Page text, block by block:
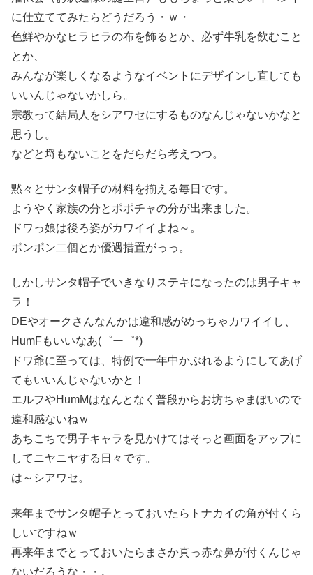
に仕立ててみたらどうだろう・ｗ・
色鮮やかなヒラヒラの布を飾るとか、必ず牛乳を飲むこと
とか、
みんなが楽しくなるようなイベントにデザインし直しても
いいんじゃないかしら。
宗教って結局人をシアワセにするものなんじゃないかなと
思うし。
などと埒もないことをだらだら考えつつ。
黙々とサンタ帽子の材料を揃える毎日です。
ようやく家族の分とポポチャの分が出来ました。
ドワっ娘は後ろ姿がカワイイよね～。
ポンポン二個とか優遇措置がっっ。
しかしサンタ帽子でいきなりステキになったのは男子キャ
ラ！
DEやオークさんなんかは違和感がめっちゃカワイイし、
HumFもいいなあ(゜ー゜*)
ドワ爺に至っては、特例で一年中かぶれるようにしてあげ
てもいいんじゃないかと！
エルフやHumMはなんとなく普段からお坊ちゃまぽいので
違和感ないねｗ
あちこちで男子キャラを見かけてはそっと画面をアップに
してニヤニヤする日々です。
は～シアワセ。
来年までサンタ帽子とっておいたらトナカイの角が付くら
しいですねｗ
再来年までとっておいたらまさか真っ赤な鼻が付くんじゃ
ないだろうな・・。